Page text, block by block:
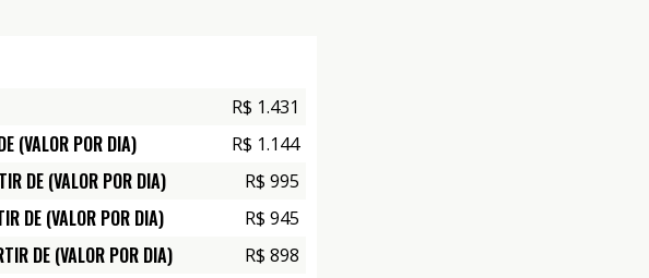
R$ 1.431
(VALOR POR DIA) R$ 1.144
DE (VALOR POR DIA) R$ 995
DE (VALOR POR DIA) R$ 945
DE (VALOR POR DIA) R$ 898